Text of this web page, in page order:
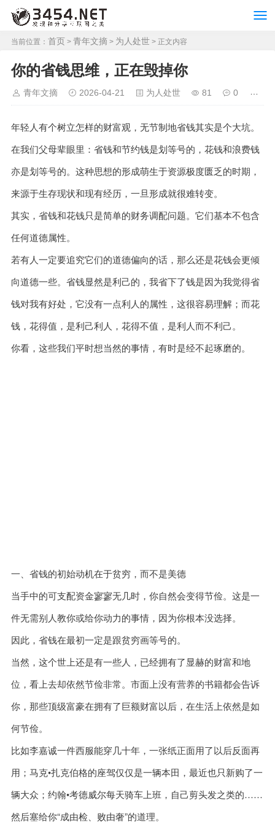
当前位置： 首页 > 青年文摘 > 为人处世 > 正文内容
你的省钱思维，正在毁掉你
青年文摘 2026-04-21 为人处世 81 0
年轻人有个树立怎样的财富观，无节制地省钱其实是个大坑。
在我们父母辈眼里：省钱和节约钱是划等号的，花钱和浪费钱
亦是划等号的。这种思想的形成萌生于资源极度匮乏的时期，
来源于生存现状和现有经历，一旦形成就很难转变。
其实，省钱和花钱只是简单的财务调配问题。它们基本不包含
任何道德属性。
若有人一定要追究它们的道德偏向的话，那么还是花钱会更倾
向道德一些。省钱显然是利己的，我省下了钱是因为我觉得省
钱对我有好处，它没有一点利人的属性，这很容易理解；而花
钱，花得值，是利己利人，花得不值，是利人而不利己。
你看，这些我们平时想当然的事情，有时是经不起琢磨的。
一、省钱的初始动机在于贫穷，而不是美德
当手中的可支配资金寥寥无几时，你自然会变得节俭。这是一
件无需别人教你或给你动力的事情，因为你根本没选择。
因此，省钱在最初一定是跟贫穷画等号的。
当然，这个世上还是有一些人，已经拥有了显赫的财富和地
位，看上去却依然节俭非常。市面上没有营养的书籍都会告诉
你，那些顶级富豪在拥有了巨额财富以后，在生活上依然是如
何节俭。
比如李嘉诚一件西服能穿几十年，一张纸正面用了以后反面再
用；马克•扎克伯格的座驾仅仅是一辆本田，最近也只新购了一
辆大众；约翰•考德威尔每天骑车上班，自己剪头发之类的……
然后塞给你“成由检、败由奢”的道理。